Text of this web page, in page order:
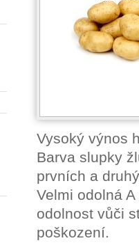
Vysoký výnos
Barva slupky
prvních a
Velmi odolná
odolnost vůči
poškození.